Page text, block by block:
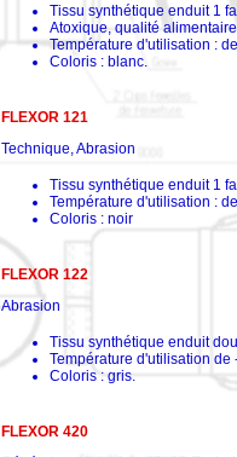
Tissu synthétique enduit 1
Atoxique, qualité
Température d'utilisation :
Coloris : blanc.
FLEXOR 121
Technique, Abrasion
Tissu synthétique enduit 1
Température d'utilisation :
Coloris : noir
FLEXOR 122
Abrasion
Tissu synthétique enduit
Température d'utilisation de
Coloris : gris.
FLEXOR 420